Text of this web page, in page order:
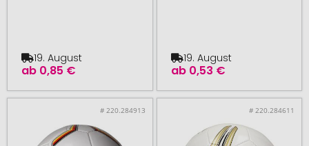
ab 0,85 €
19. August
ab 0,53 €
19. August
# 220.284913 # 220.284611